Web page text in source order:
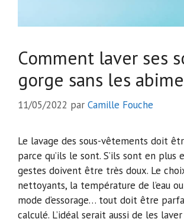
Comment laver ses
gorge sans les
11/05/2022 par Camille Fouche
Le lavage des sous-vêtements doit
parce qu’ils le sont. S’ils sont en plus
gestes doivent être très doux. Le
nettoyants, la température de l’eau
mode d’essorage… tout doit être
calculé. L’idéal serait aussi de les